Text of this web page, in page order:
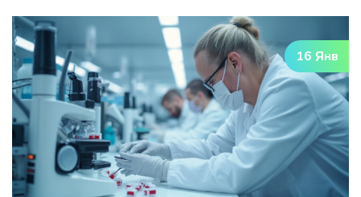
16 Янв